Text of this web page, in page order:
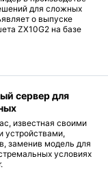
для сложных
о выпуске
ZX10G2 на базе
сервер для
известная своими
заменив модель для
условиях